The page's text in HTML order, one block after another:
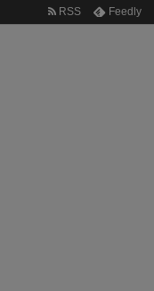
RSS Feedly